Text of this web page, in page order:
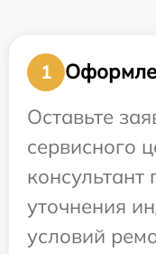
1
Оставьте
сервисного
уточнения
условий